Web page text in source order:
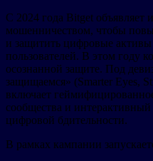
С 2024 года Bitget
мошенничеством, чтобы
и защитить цифровые
пользователей. В этом году
осознанной защите. Под
защищаемся» (Smarter Eyes,
включает
сообщества и
цифровой бдительности.
В рамках кампании